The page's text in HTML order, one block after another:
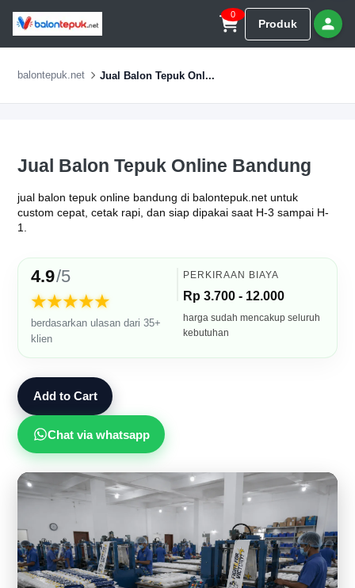
0
Produk
balontepuk.net Jual Balon Tepuk Onl...
Jual Balon Tepuk Online Bandung
jual balon tepuk online bandung di balontepuk.net untuk
custom cepat, cetak rapi, dan siap dipakai saat H-3 sampai H-
1.
4.9/5
★★★★★
berdasarkan ulasan dari 35+
klien
PERKIRAAN BIAYA
Rp 3.700 - 12.000
harga sudah mencakup seluruh
kebutuhan
Add to Cart
Chat via whatsapp